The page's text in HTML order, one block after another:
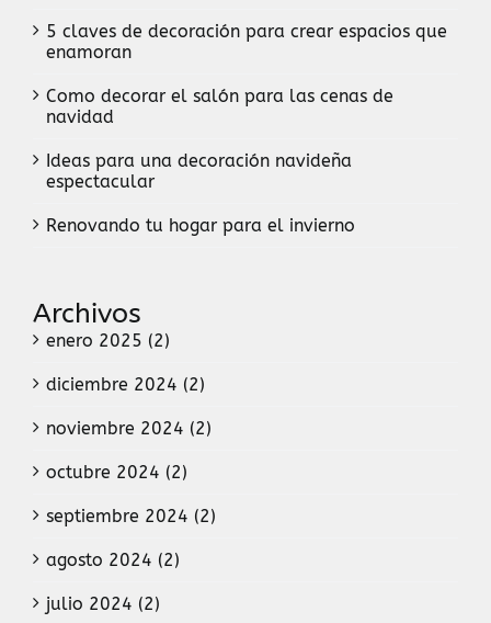
5 claves de decoración para crear espacios que
enamoran
Como decorar el salón para las cenas de
navidad
Ideas para una decoración navideña
espectacular
Renovando tu hogar para el invierno
Archivos
enero 2025 (2)
diciembre 2024 (2)
noviembre 2024 (2)
octubre 2024 (2)
septiembre 2024 (2)
agosto 2024 (2)
julio 2024 (2)